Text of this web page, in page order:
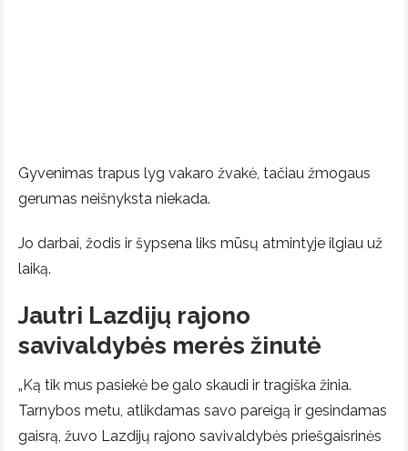
Gyvenimas trapus lyg vakaro žvakė, tačiau žmogaus
gerumas neišnyksta niekada.
Jo darbai, žodis ir šypsena liks mūsų atmintyje ilgiau už
laiką.
Jautri Lazdijų rajono
savivaldybės merės žinutė
„Ką tik mus pasiekė be galo skaudi ir tragiška žinia.
Tarnybos metu, atlikdamas savo pareigą ir gesindamas
gaisrą, žuvo Lazdijų rajono savivaldybės priešgaisrinės